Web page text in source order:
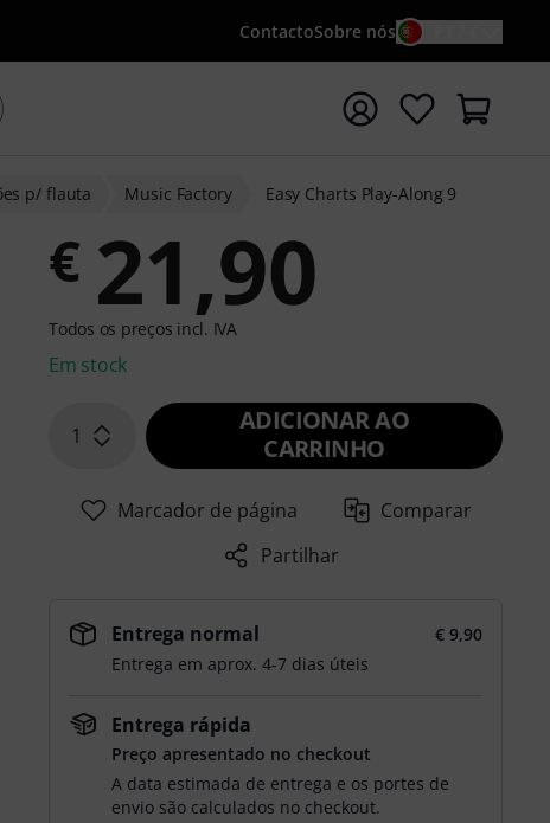
ContactoSobre nós
pesquisa com o termo de pesquisa {searchTerm}
p/ flauta Music Factory Easy Charts Play-Along 9
€ 21,90
Todos os preços incl. IVA
Em stock
1
ADICIONAR AO
CARRINHO
Marcador de página
Comparar
Partilhar
Entrega normal
€ 9,90
Entrega em aprox. 4-7 dias úteis
Entrega rápida
Preço apresentado no checkout
A data estimada de entrega e os portes de
envio são calculados no checkout.